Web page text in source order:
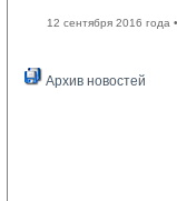
12 сентября 2016 года •
Архив новостей